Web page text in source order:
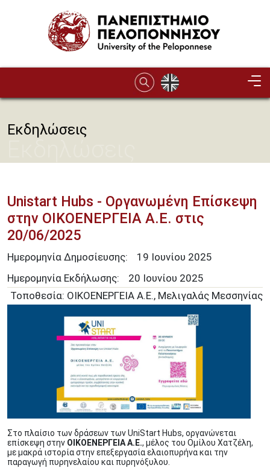
Εκδηλώσεις
Unistart Hubs - Οργανωμένη Επίσκεψη
στην ΟΙΚΟΕΝΕΡΓΕΙΑ Α.Ε. στις
20/06/2025
Ημερομηνία Δημοσίευσης: 19 Ιουνίου 2025
Ημερομηνία Εκδήλωσης:
20 Ιουνίου 2025
Τοποθεσία: ΟΙΚΟΕΝΕΡΓΕΙΑ Α.Ε., Μελιγαλάς Μεσσηνίας
Στο πλαίσιο των δράσεων των UniStart Hubs, οργανώνεται
επίσκεψη στην ΟΙΚΟΕΝΕΡΓΕΙΑ Α.Ε., μέλος του Ομίλου Χατζέλη,
με μακρά ιστορία στην επεξεργασία ελαιοπυρήνα και την
παραγωγή πυρηνελαίου και πυρηνόξυλου.